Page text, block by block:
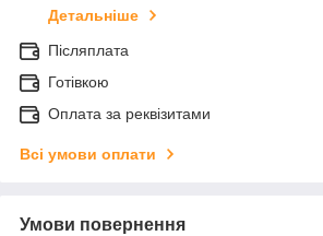
Детальніше
Післяплата
Готівкою
Оплата за реквізитами
Всі умови оплати
Умови повернення